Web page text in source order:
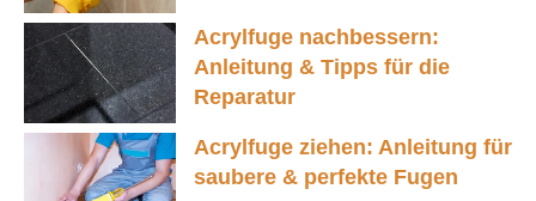
Acrylfuge nachbessern:
Anleitung & Tipps für die
Reparatur
Acrylfuge ziehen: Anleitung für
saubere & perfekte Fugen